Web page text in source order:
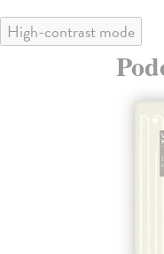
High-contrast mode